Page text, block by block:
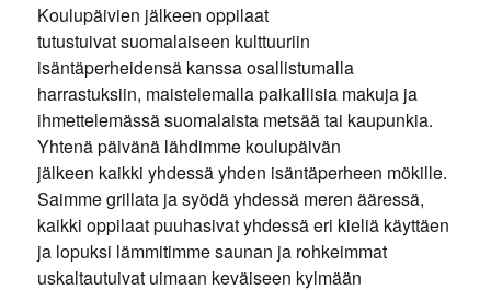
Koulupäivien jälkeen oppilaat
tutustuivat suomalaiseen kulttuuriin
isäntäperheidensä kanssa osallistumalla
harrastuksiin, maistelemalla paikallisia makuja ja
ihmettelemässä suomalaista metsää tai kaupunkia.
Yhtenä päivänä lähdimme koulupäivän
jälkeen kaikki yhdessä yhden isäntäperheen mökille.
Saimme grillata ja syödä yhdessä meren ääressä,
kaikki oppilaat puuhasivat yhdessä eri kieliä käyttäen
ja lopuksi lämmitimme saunan ja rohkeimmat
uskaltautuivat uimaan keväiseen kylmään